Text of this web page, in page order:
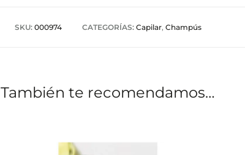
SKU: 000974 CATEGORÍAS: Capilar, Champús
También te recomendamos…